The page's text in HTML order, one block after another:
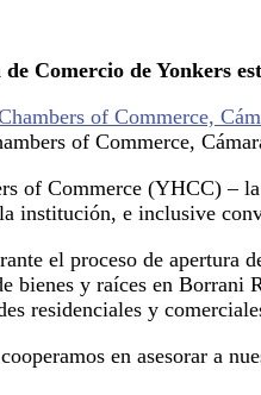
Comercio de Yonkers
of Commerce,
of Commerce (YHCC) –
institución, e inclusive
el proceso de apertura
bienes y raíces en
residenciales y
en asesorar a